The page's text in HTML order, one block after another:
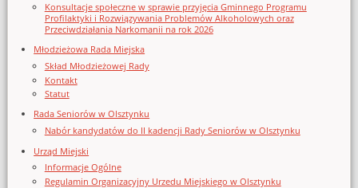
Konsultacje społeczne w sprawie przyjęcia Gminnego Programu
Profilaktyki i Rozwiązywania Problemów Alkoholowych oraz
Przeciwdziałania Narkomanii na rok 2026
Młodzieżowa Rada Miejska
Skład Młodzieżowej Rady
Kontakt
Statut
Rada Seniorów w Olsztynku
Nabór kandydatów do II kadencji Rady Seniorów w Olsztynku
Urząd Miejski
Informacje Ogólne
Regulamin Organizacyjny Urzedu Miejskiego w Olsztynku